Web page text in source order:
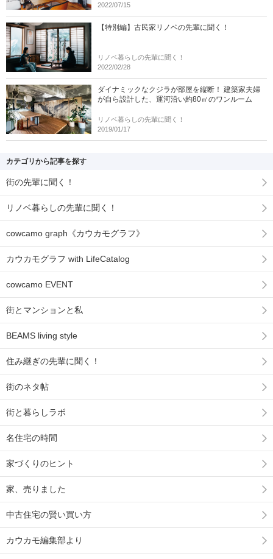
2022/07/15
【特別編】古民家リノベの先輩に聞く！
リノベ暮らしの先輩に聞く！
2022/02/28
ダイナミックなクジラが部屋を縦断！ 建築家夫婦
が自ら設計した、運河沿い約80㎡のワンルーム
リノベ暮らしの先輩に聞く！
2019/01/17
カテゴリから記事を探す
街の先輩に聞く！
リノベ暮らしの先輩に聞く！
cowcamo graph《カウカモグラフ》
カウカモグラフ with LifeCatalog
cowcamo EVENT
街とマンションと私
BEAMS living style
住み継ぎの先輩に聞く！
街のネタ帖
街と暮らしラボ
名住宅の時間
家づくりのヒント
家、売りました
中古住宅の賢い買い方
カウカモ編集部より